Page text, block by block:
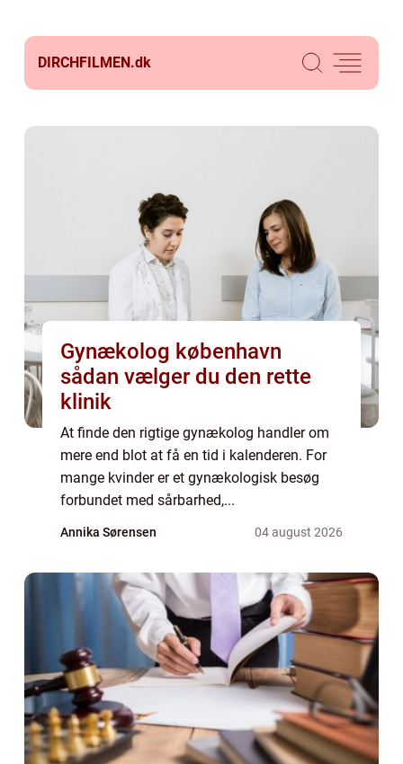
DIRCHFILMEN.dk
Gynækolog københavn
sådan vælger du den rette
klinik
At finde den rigtige gynækolog handler om
mere end blot at få en tid i kalenderen. For
mange kvinder er et gynækologisk besøg
forbundet med sårbarhed,...
Annika Sørensen 04 august 2026